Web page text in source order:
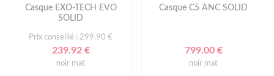
Casque EXO-TECH EVO
SOLID
Prix conseillé : 299.90 €
239.92 €
noir mat
Casque C5 ANC SOLID
799.00 €
noir mat